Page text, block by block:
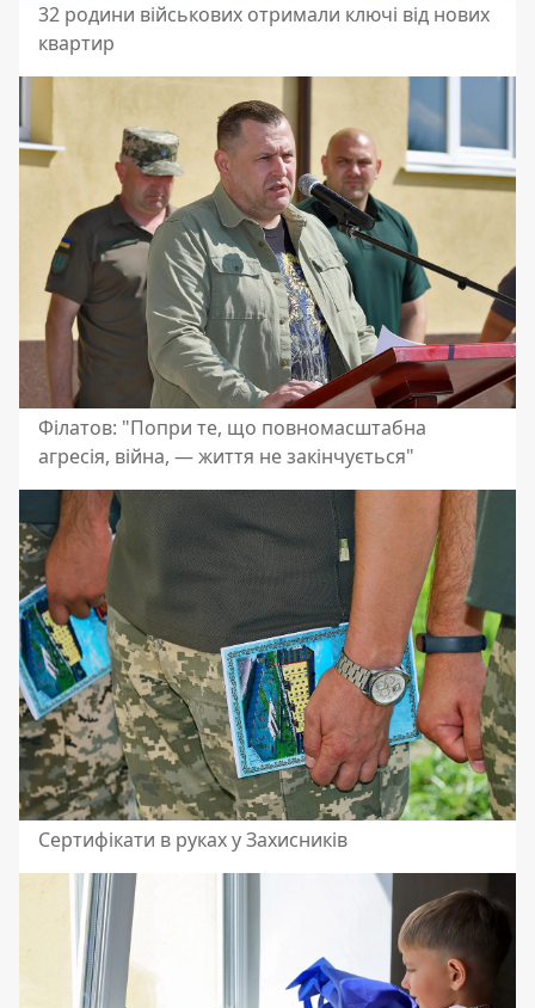
32 родини військових отримали ключі від нових
квартир
Філатов: "Попри те, що повномасштабна
агресія, війна, — життя не закінчується"
Сертифікати в руках у Захисників